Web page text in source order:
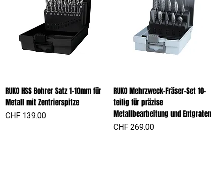
RUKO HSS Bohrer Satz 1-10mm für
Metall mit Zentrierspitze
Preis
CHF 139.00
RUKO Mehrzweck-Fräser-Set 10-
teilig für präzise
Metallbearbeitung und Entgraten
Preis
CHF 269.00